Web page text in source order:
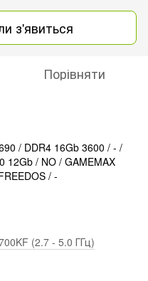
з'явиться
Порівняти
/ DDR4 16Gb 3600 / - /
12Gb / NO / GAMEMAX
/ -
(2.7 - 5.0 ГГц)